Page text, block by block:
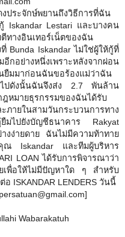
ประจักษ์พยานถึงวิธีการที่ฉัน
Iskandar Lestari และบางคน
ทางอินเทอร์เน็ตของฉัน
Bunda Iskandar ไม่ใช่ผู้ให้กู้ที่
อย่างหนึ่งเพราะหลังจากผ่อน
ยืมมาก่อนฉันขอร้องแม่ว่าฉัน
ไปดังนั้นฉันจึงส่ง 2.7 พันล้าน
ฎหมายธุรกรรมของฉันได้รับ
ยในสามวันกระบวนการทาง
ยืมไปยังบัญชีธนาคาร Rakyat
งง่ายดาย ฉันไม่มีความท้าทาย
คุณ Iskandar และทีมผู้บริหาร
LOAN ได้รับการพิจารณาว่า
เพื่อให้ไม่มีปัญหาใด ๆ สำหรับ
ISKANDAR LENDERS วันนี้
Wabarakatuh